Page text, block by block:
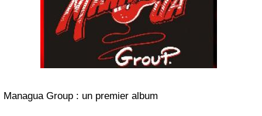
Managua Group : un premier album